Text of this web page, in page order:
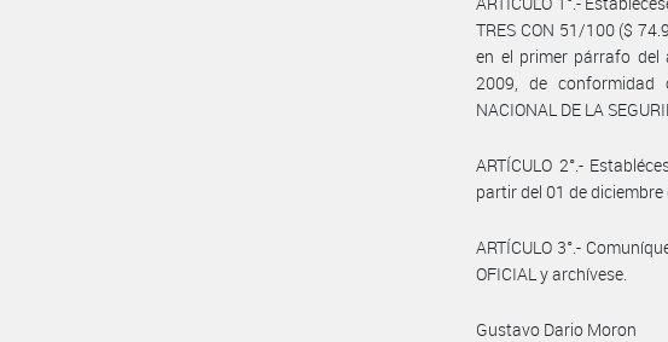
TRES CON 51/100 ($
en el primer párrafo del
2009, de conformidad
NACIONAL DE LA
ARTÍCULO 2°.-
partir del 01 de diciembre
ARTÍCULO 3°.-
OFICIAL y archívese.
Gustavo Dario Moron